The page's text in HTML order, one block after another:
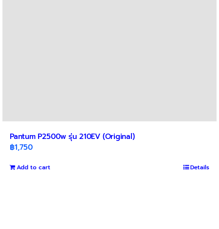
Pantum P2500w รุ่น 210EV (Original)
฿1,750
Add to cart Details